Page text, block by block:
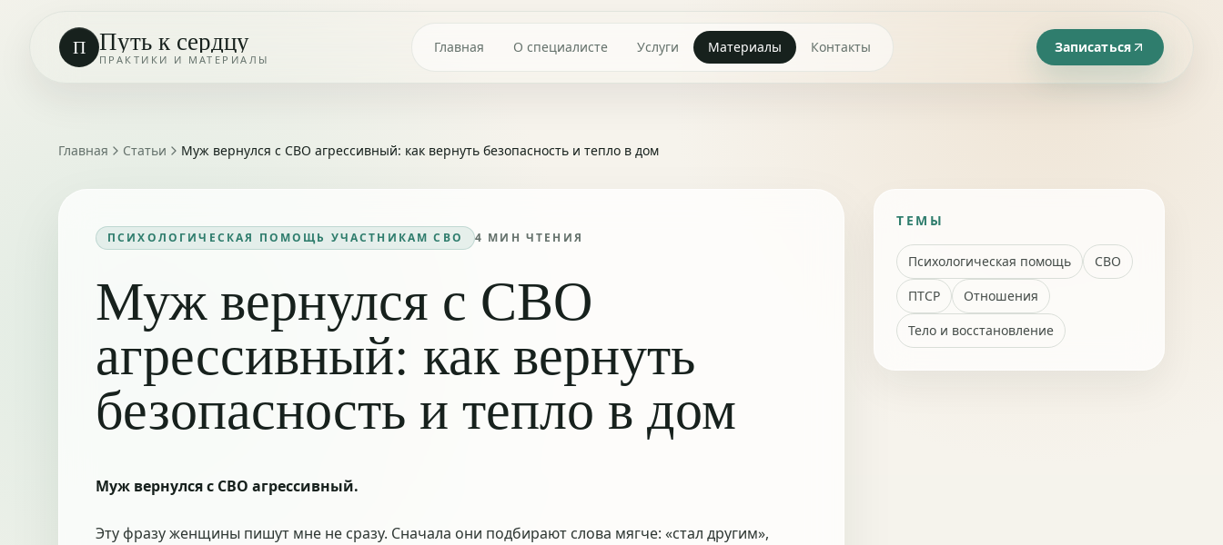
П Путь к сердцу
ПРАКТИКИ И МАТЕРИАЛЫ
Главная О специалисте Услуги Материалы Контакты Записаться
Главная Статьи Муж вернулся с СВО агрессивный: как вернуть безопасность и тепло в дом
ПСИХОЛОГИЧЕСКАЯ ПОМОЩЬ УЧАСТНИКАМ СВО 4 МИН ЧТЕНИЯ
Муж вернулся с СВО
агрессивный: как вернуть
безопасность и тепло в дом
Муж вернулся с СВО агрессивный.
Эту фразу женщины пишут мне не сразу. Сначала они подбирают слова мягче: «стал другим»,
ТЕМЫ
Психологическая помощь
СВО
ПТСР
Отношения
Тело и восстановление